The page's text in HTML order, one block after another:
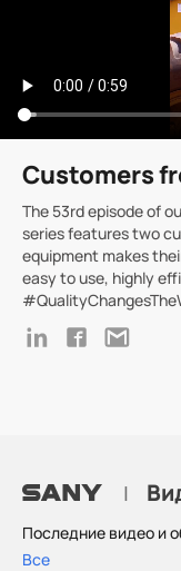
Customers
The 53rd episode of
series features two
equipment makes
easy to use, highly
|
Последние видео и
Все